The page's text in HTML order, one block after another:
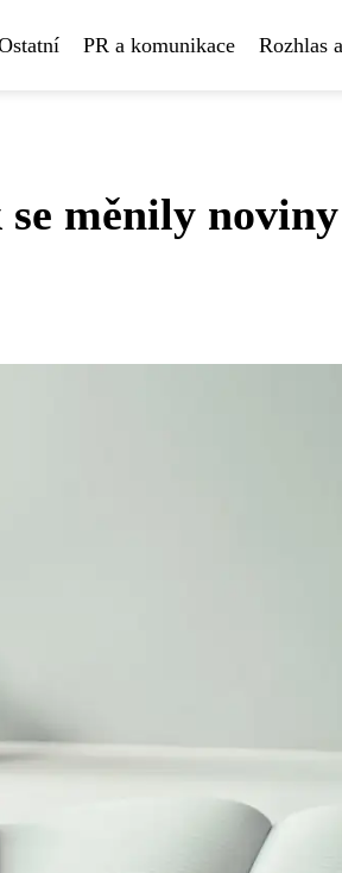
PR a komunikace Rozhlas
měnily noviny